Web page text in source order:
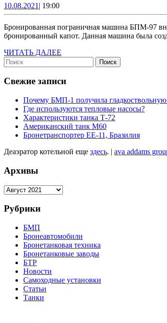
10.08.2021 10.08.2021
| 19:00
Бронированная пограничная машина БПМ-97 внешне напоминает известный БТР-40, который выпускался в пятидесятых годах на базе ГАЗ-63: двухосное «грузовое» шасси, скошенный
бронированный капот. Данная машина была
ЧИТАТЬ ДАЛЕЕ
Найти:
Свежие записи
Почему БМП-1 получила
Где используются тепловые насосы?
Характеристики танка Т-72
Американский танк М60
Бронетранспортер EE-11, Бразилия
Деаэратор котельной еще здесь. | ava addams
Архивы
Архивы
Рубрики
БМП
Бронеавтомобили
Бронетанковая техника
Бронетанковые заводы
БТР
Новости
Самоходные установки
Статьи
Танки